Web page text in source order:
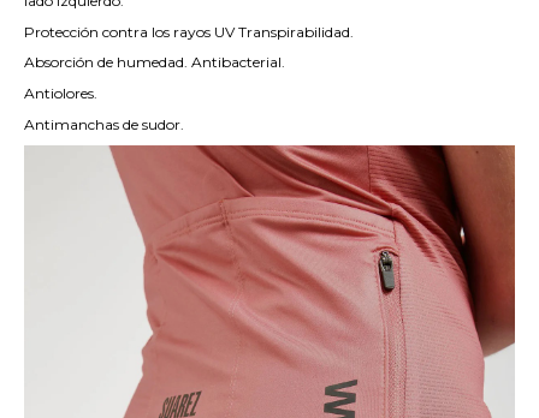
Protección contra los rayos UV Transpirabilidad.
Absorción de humedad. Antibacterial.
Antiolores.
Antimanchas de sudor.